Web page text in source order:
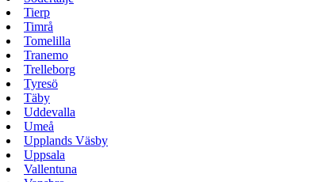
Tierp
Timrå
Tomelilla
Tranemo
Trelleborg
Tyresö
Täby
Uddevalla
Umeå
Upplands Väsby
Uppsala
Vallentuna